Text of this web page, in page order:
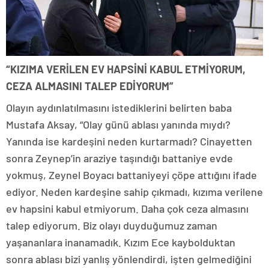
“KIZIMA VERİLEN EV HAPSİNİ KABUL ETMİYORUM,
CEZA ALMASINI TALEP EDİYORUM”
Olayın aydınlatılmasını istediklerini belirten baba
Mustafa Aksay, “Olay günü ablası yanında mıydı?
Yanında ise kardeşini neden kurtarmadı? Cinayetten
sonra Zeynep’in araziye taşındığı battaniye evde
yokmuş, Zeynel Boyacı battaniyeyi çöpe attığını ifade
ediyor. Neden kardeşine sahip çıkmadı, kızıma verilene
ev hapsini kabul etmiyorum. Daha çok ceza almasını
talep ediyorum. Biz olayı duyduğumuz zaman
yaşananlara inanamadık. Kızım Ece kaybolduktan
sonra ablası bizi yanlış yönlendirdi, işten gelmediğini